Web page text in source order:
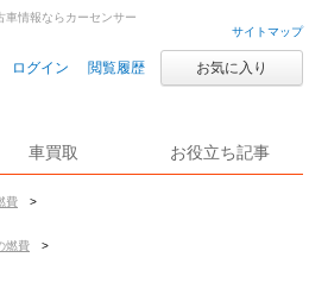
サイトマップ
ログイン 閲覧履歴 お気に入り
車買取 お役立ち記事
費
>
燃費
>
情報ならカーセンサー